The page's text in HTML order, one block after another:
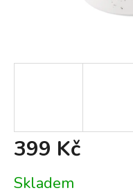
399 Kč
cena:
Skladem